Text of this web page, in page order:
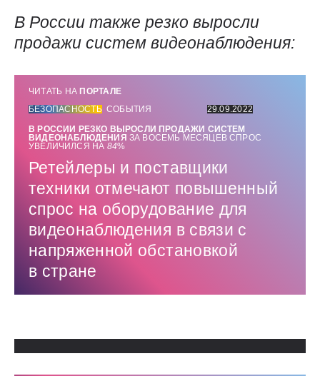
В России также резко выросли
продажи систем видеонаблюдения:
ЧИТАТЬ НА ПОРТАЛЕ
БЕЗОПАСНОСТЬ СОБЫТИЯ
29.09.2022
В РОССИИ РЕЗКО ВЫРОСЛИ ПРОДАЖИ СИСТЕМ
ВИДЕОНАБЛЮДЕНИЯ ЗА ВОСЕМЬ МЕСЯЦЕВ СПРОС
УВЕЛИЧИЛСЯ НА 84%
Ретейлеры и поставщики
техники отмечают повышенный
спрос на оборудование для
видеонаблюдения в связи с
напряженной обстановкой
в стране